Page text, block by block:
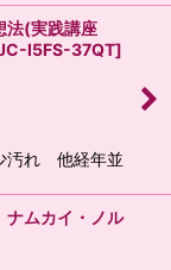
(実践講座
I5FS-37QT]
汚れ 他経年並
ムカイ・ノル